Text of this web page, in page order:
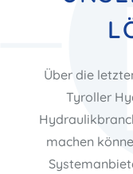
Über die
Tyroller
machen